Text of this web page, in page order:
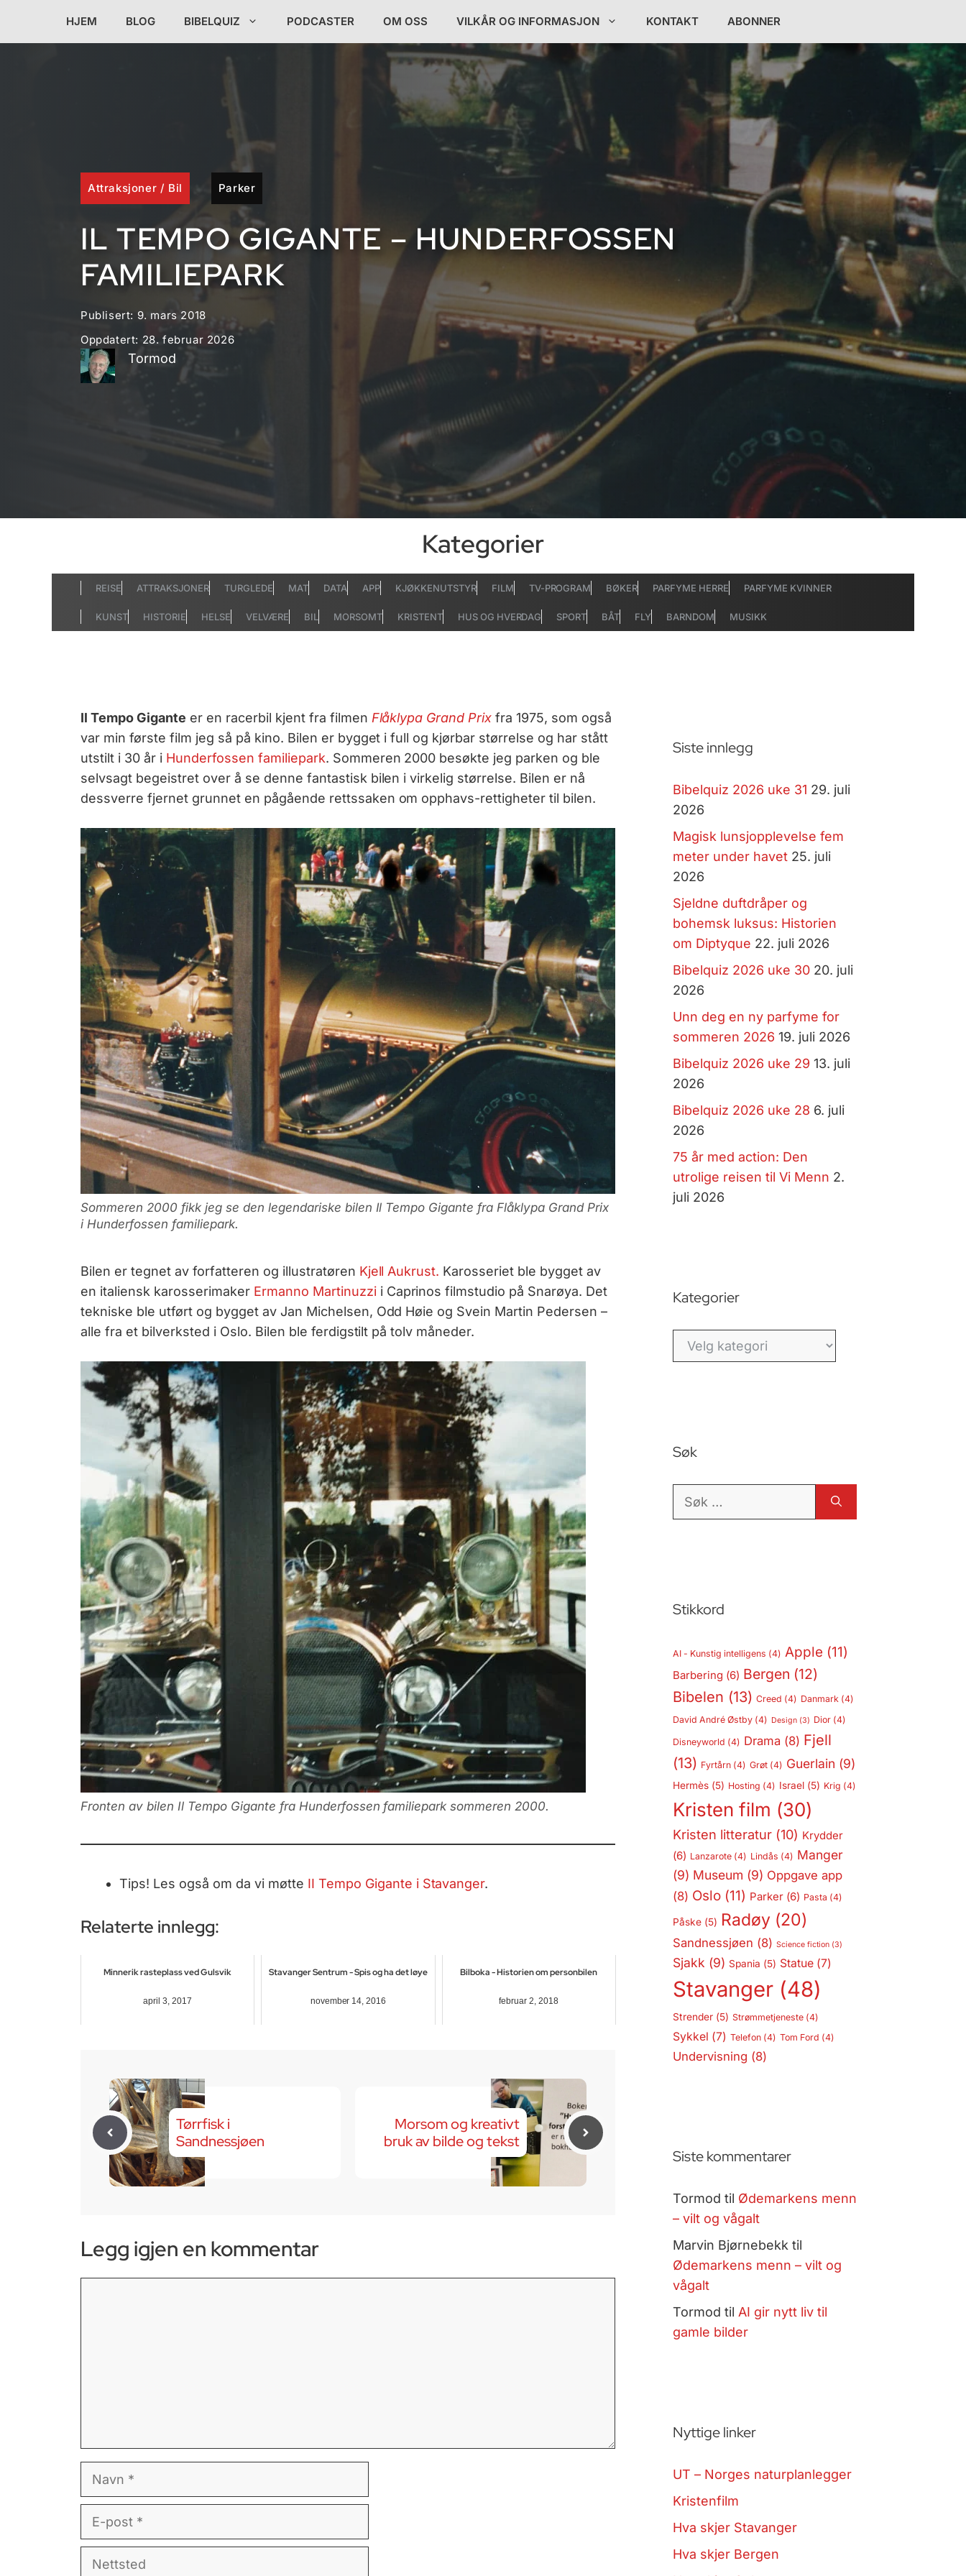
HJEM BLOG BIBELQUIZ PODCASTER OM OSS VILKÅR OG INFORMASJON KONTAKT ABONNER
Attraksjoner / Bil Parker
IL TEMPO GIGANTE – HUNDERFOSSEN
FAMILIEPARK
Publisert: 9. mars 2018
Oppdatert: 28. februar 2026
Tormod
Kategorier
REISE ATTRAKSJONER TURGLEDE MAT DATA APP KJØKKENUTSTYR FILM TV-PROGRAM BØKER PARFYME HERRE PARFYME KVINNER
KUNST HISTORIE HELSE VELVÆRE BIL MORSOMT KRISTENT HUS OG HVERDAG SPORT BÅT FLY BARNDOM MUSIKK
Il Tempo Gigante er en racerbil kjent fra filmen Flåklypa Grand Prix fra 1975, som også
var min første film jeg så på kino. Bilen er bygget i full og kjørbar størrelse og har stått
utstilt i 30 år i Hunderfossen familiepark. Sommeren 2000 besøkte jeg parken og ble
selvsagt begeistret over å se denne fantastisk bilen i virkelig størrelse. Bilen er nå
dessverre fjernet grunnet en pågående rettssaken om opphavs-rettigheter til bilen.
Sommeren 2000 fikk jeg se den legendariske bilen Il Tempo Gigante fra Flåklypa Grand Prix
i Hunderfossen familiepark.
Bilen er tegnet av forfatteren og illustratøren Kjell Aukrust. Karosseriet ble bygget av
en italiensk karosserimaker Ermanno Martinuzzii Caprinos filmstudio på Snarøya. Det
tekniske ble utført og bygget av Jan Michelsen, Odd Høie og Svein Martin Pedersen –
alle fra et bilverksted i Oslo. Bilen ble ferdigstilt på tolv måneder.
Fronten av bilen Il Tempo Gigante fra Hunderfossen familiepark sommeren 2000.
Tips! Les også om da vi møtte II Tempo Gigante i Stavanger.
Relaterte innlegg:
Minnerik rasteplass ved Gulsvik
april 3, 2017
Stavanger Sentrum - Spis og ha det løye
november 14, 2016
Bilboka - Historien om personbilen
februar 2, 2018
Tørrfisk i
Sandnessjøen
Morsom og kreativt
bruk av bilde og tekst
Legg igjen en kommentar
Navn
E-
post
Nettsted
Siste innlegg
Bibelquiz 2026 uke 31 29. juli
2026
Magisk lunsjopplevelse fem
meter under havet 25. juli
2026
Sjeldne duftdråper og
bohemsk luksus: Historien
om Diptyque 22. juli 2026
Bibelquiz 2026 uke 30 20. juli
2026
Unn deg en ny parfyme for
sommeren 2026 19. juli 2026
Bibelquiz 2026 uke 29 13. juli
2026
Bibelquiz 2026 uke 28 6. juli
2026
75 år med action: Den
utrolige reisen til Vi Menn 2.
juli 2026
Kategorier
Kategorier
Søk
Søk
Stikkord
AI - Kunstig intelligens (4) Apple (11)
Barbering (6) Bergen (12)
Bibelen (13) Creed (4) Danmark (4)
David André Østby(4) Design(3) Dior(4)
Disneyworld (4) Drama (8) Fjell
(13) Fyrtårn(4) Grøt(4) Guerlain (9)
Hermès(5) Hosting (4) Israel(5) Krig (4)
Kristen film (30)
Kristen litteratur(10) Krydder
(6) Lanzarote(4) Lindås (4) Manger
(9) Museum (9) Oppgave app
(8) Oslo(11) Parker(6) Pasta (4)
Påske(5) Radøy(20)
Sandnessjøen (8) Science fiction(3)
Sjakk (9) Spania (5) Statue(7)
Stavanger(48)
Strender(5) Strømmetjeneste(4)
Sykkel (7) Telefon(4) Tom Ford (4)
Undervisning (8)
Siste kommentarer
Tormod til Ødemarkens menn
– vilt og vågalt
Marvin Bjørnebekk til
Ødemarkens menn – vilt og
vågalt
Tormod til AI gir nytt liv til
gamle bilder
Nyttige linker
UT – Norges naturplanlegger
Kristenfilm
Hva skjer Stavanger
Hva skjer Bergen